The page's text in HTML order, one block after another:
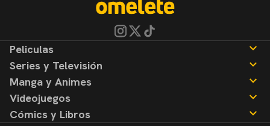
Peliculas
Reseñas
Series y Televisión
Noticias
Reseñas
Manga y Animes
Noticias
Reseñas
Videojuegos
Noticias
Cómics y Libros